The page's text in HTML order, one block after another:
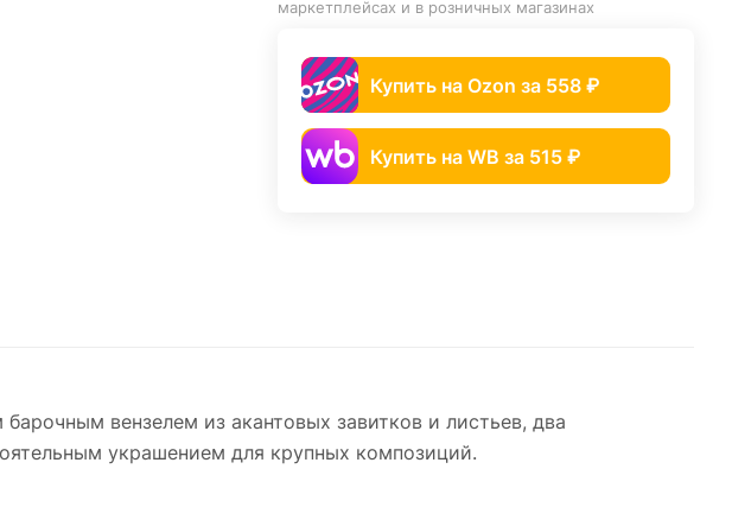
маркетплейсах и в розничных магазинах
Купить на Ozon за 558 ₽
Купить на WB за 515 ₽
вензелем из акантовых завитков и листьев, два
украшением для крупных композиций.